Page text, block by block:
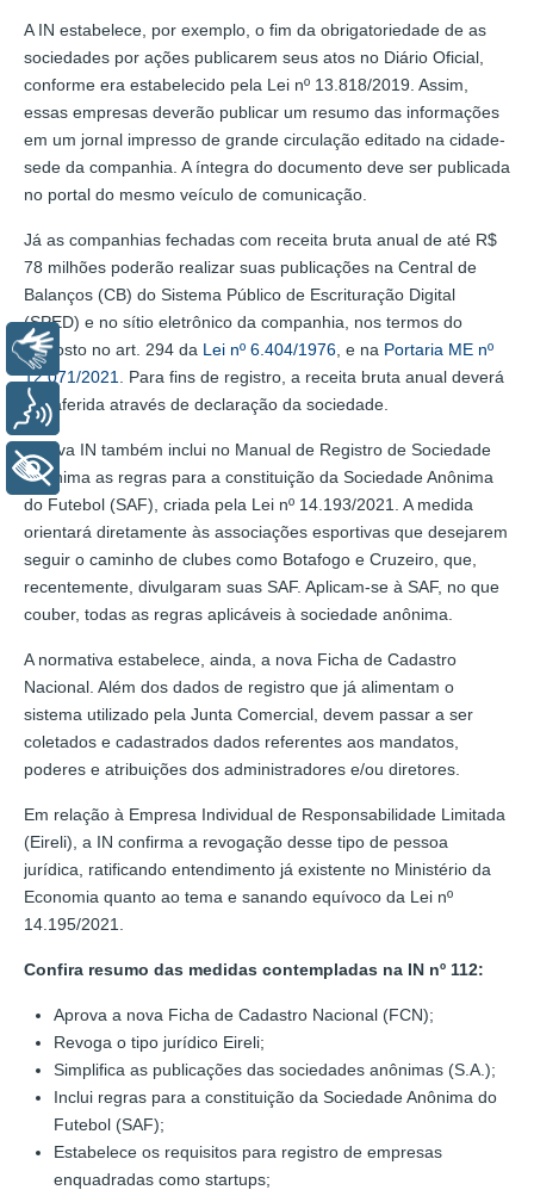
A IN estabelece, por exemplo, o fim da obrigatoriedade de as
sociedades por ações publicarem seus atos no Diário Oficial,
conforme era estabelecido pela Lei nº 13.818/2019. Assim,
essas empresas deverão publicar um resumo das informações
em um jornal impresso de grande circulação editado na cidade-
sede da companhia. A íntegra do documento deve ser publicada
no portal do mesmo veículo de comunicação.
Já as companhias fechadas com receita bruta anual de até R$
78 milhões poderão realizar suas publicações na Central de
Balanços (CB) do Sistema Público de Escrituração Digital
(SPED) e no sítio eletrônico da companhia, nos termos do
disposto no art. 294 da Lei nº 6.404/1976 , e na Portaria ME nº
12.071/2021
. Para fins de registro, a receita bruta anual deverá
ser aferida através de declaração da sociedade.
A nova IN também inclui no Manual de Registro de Sociedade
Anônima as regras para a constituição da Sociedade Anônima
do Futebol (SAF), criada pela Lei nº 14.193/2021. A medida
orientará diretamente às associações esportivas que desejarem
seguir o caminho de clubes como Botafogo e Cruzeiro, que,
recentemente, divulgaram suas SAF. Aplicam-se à SAF, no que
couber, todas as regras aplicáveis à sociedade anônima.
A normativa estabelece, ainda, a nova Ficha de Cadastro
Nacional. Além dos dados de registro que já alimentam o
sistema utilizado pela Junta Comercial, devem passar a ser
coletados e cadastrados dados referentes aos mandatos,
poderes e atribuições dos administradores e/ou diretores.
Em relação à Empresa Individual de Responsabilidade Limitada
(Eireli), a IN confirma a revogação desse tipo de pessoa
jurídica, ratificando entendimento já existente no Ministério da
Economia quanto ao tema e sanando equívoco da Lei nº
14.195/2021.
Confira resumo das medidas contempladas na IN nº 112:
Aprova a nova Ficha de Cadastro Nacional (FCN);
Revoga o tipo jurídico Eireli;
Simplifica as publicações das sociedades anônimas (S.A.);
Inclui regras para a constituição da Sociedade Anônima do
Futebol (SAF);
Estabelece os requisitos para registro de empresas
enquadradas como startups;
Libras
Voz